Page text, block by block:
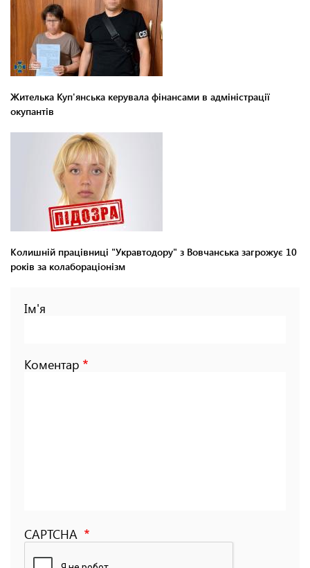
Жителька Куп'янська керувала фінансами в адміністрації
окупантів
Колишній працівниці "Укравтодору" з Вовчанська загрожує 10
років за колабораціонізм
Ім'я
Коментар
CAPTCHA